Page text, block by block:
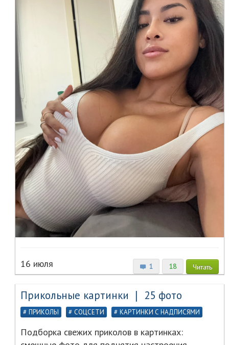
1 18 Читать
16 июля
Прикольные картинки ❘ 25 фото
ПРИКОЛЫ СОЦСЕТИ КАРТИНКИ С НАДПИСЯМИ
Подборка свежих приколов в картинках: